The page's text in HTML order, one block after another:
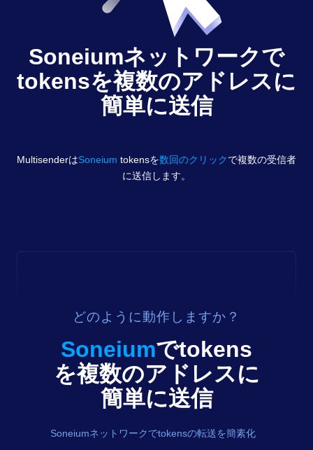
Soneiumネットワークで
tokensを複数のアドレスに
簡単に送信
MultisenderはSoneium tokensを数回のクリックで複数の受信者
に送信します。
どのように動作しますか？
Soneiumでtokens
を複数のアドレスに
簡単に送信
Soneiumネットワークでtokensの転送を簡素化